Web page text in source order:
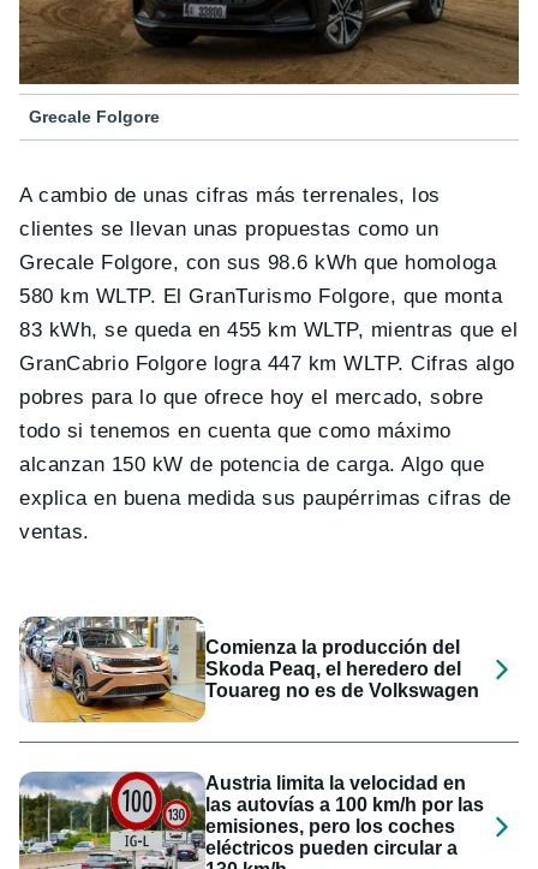
Grecale Folgore
A cambio de unas cifras más terrenales, los
clientes se llevan unas propuestas como un
Grecale Folgore, con sus 98.6 kWh que homologa
580 km WLTP. El GranTurismo Folgore, que monta
83 kWh, se queda en 455 km WLTP, mientras que el
GranCabrio Folgore logra 447 km WLTP. Cifras algo
pobres para lo que ofrece hoy el mercado, sobre
todo si tenemos en cuenta que como máximo
alcanzan 150 kW de potencia de carga. Algo que
explica en buena medida sus paupérrimas cifras de
ventas.
Comienza la producción del
Skoda Peaq, el heredero del
Touareg no es de Volkswagen
Austria limita la velocidad en
las autovías a 100 km/h por las
emisiones, pero los coches
eléctricos pueden circular a